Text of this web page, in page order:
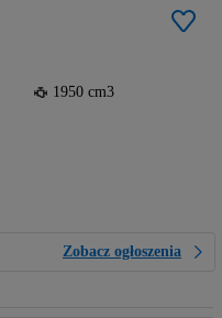
1950 cm3
Zobacz ogłoszenia